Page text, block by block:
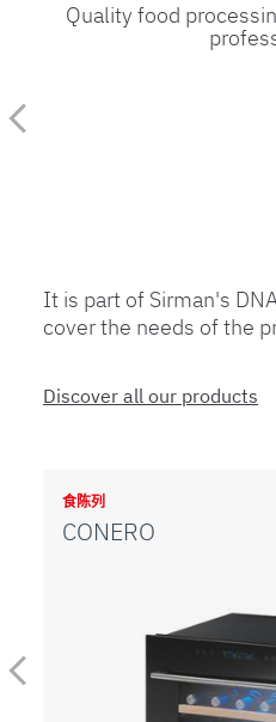
Quality food
堂
It is part of Sirman's
cover the needs of the
Discover all our products
食陈列
CONERO